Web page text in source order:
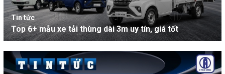
Tin tức
Top 6+ mẫu xe tải thùng dài 3m uy tín, giá tốt